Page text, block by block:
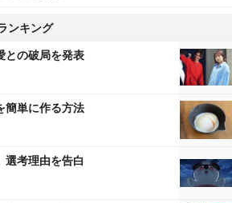
ンキング
との破局を発表
簡単に作る方法
選考理由を告白